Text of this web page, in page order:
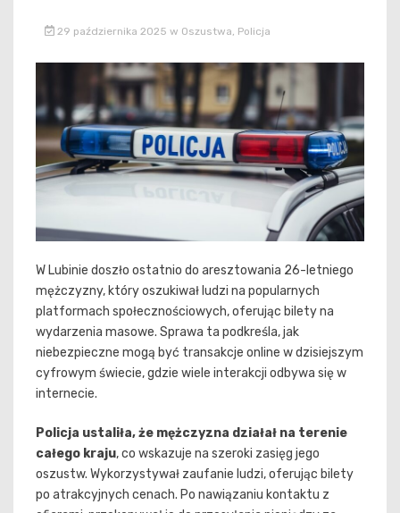
29 października 2025 w Oszustwa Policja
W Lubinie doszło ostatnio do aresztowania 26-letniego
mężczyzny, który oszukiwał ludzi na popularnych
platformach społecznościowych, oferując bilety na
wydarzenia masowe. Sprawa ta podkreśla, jak
niebezpieczne mogą być transakcje online w dzisiejszym
cyfrowym świecie, gdzie wiele interakcji odbywa się w
internecie.
Policja ustaliła, że mężczyzna działał na terenie
całego kraju, co wskazuje na szeroki zasięg jego
oszustw. Wykorzystywał zaufanie ludzi, oferując bilety
po atrakcyjnych cenach. Po nawiązaniu kontaktu z